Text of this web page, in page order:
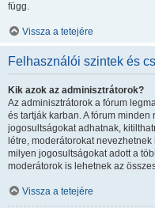
függ.
Vissza a tetejére
Felhasználói szintek és
Kik azok az adminisztrátorok?
Az adminisztrátorok a fórum
és tartják karban. A fórum
jogosultságokat adhatnak,
létre, moderátorokat
milyen jogosultságokat adott a
moderátorok is lehetnek az
Vissza a tetejére